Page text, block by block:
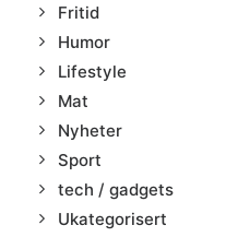
Fritid
Humor
Lifestyle
Mat
Nyheter
Sport
tech / gadgets
Ukategorisert